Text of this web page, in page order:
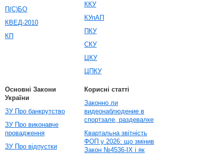
П(С)БО
КВЕД-2010
КП
ККУ
КУпАП
ПКУ
СКУ
ЦКУ
ЦПКУ
Основні Закони
України
ЗУ Про банкрутство
ЗУ Про виконавче
провадження
ЗУ Про відпустки
Корисні статті
Законно ли
видеонаблюдение в
спортзале, раздевалке
Квартальна звітність
ФОП у 2026: що змінив
Закон №4536-IX і як